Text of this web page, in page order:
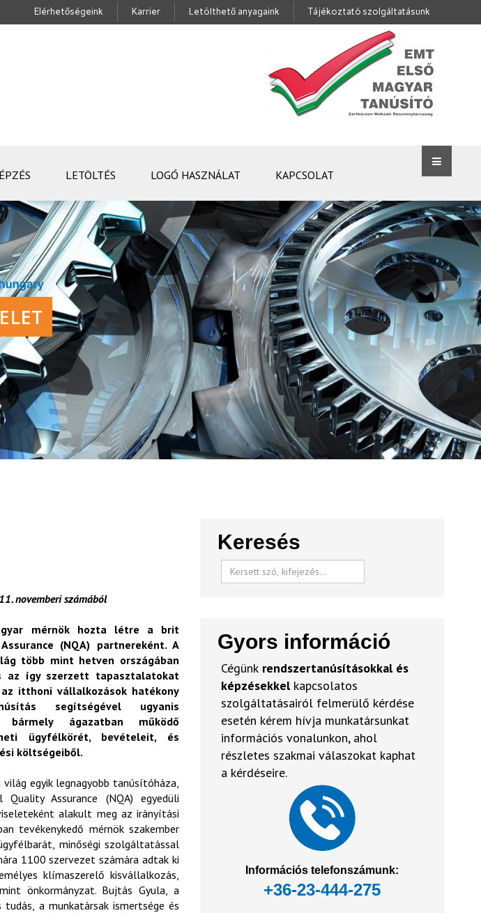
Elérhetőségeink Karrier Letölthető anyagaink Tájékoztató szolgáltatásunk
LETÖLTÉS LOGÓ HASZNÁLAT KAPCSOLAT
novemberi számából
mérnök hozta létre a brit
(NQA) partnereként. A
több mint hetven országában
az így szerzett tapasztalatokat
itthoni vállalkozások hatékony
segítségével ugyanis
bármely ágazatban működő
ügyfélkörét, bevételeit, és
költségeiből.
egyik legnagyobb tanúsítóháza,
Assurance (NQA) egyedüli
alakult meg az irányítási
tevékenykedő mérnök szakember
minőségi szolgáltatással
1100 szervezet számára adtak ki
klímaszerelő kisvállalkozás,
önkormányzat. Bujtás Gyula, a
a munkatársak ismertsége és
Keresés
Gyors információ
Cégünk rendszertanúsításokkal és
képzésekkel kapcsolatos
szolgáltatásairól felmerülő kérdése
esetén kérem hívja munkatársunkat
információs vonalunkon, ahol
részletes szakmai válaszokat kaphat
a kérdéseire.
Információs telefonszámunk:
+36-23-444-275